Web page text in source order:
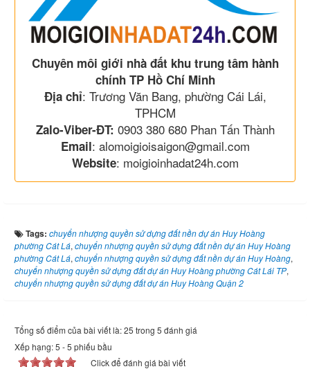
Chuyên môi giới nhà đất khu trung tâm hành
chính TP Hồ Chí Minh
Địa chỉ: Trương Văn Bang, phường Cái Lái,
TPHCM
Zalo-Viber-ĐT: 0903 380 680 Phan Tấn Thành
Email: alomoigioisaigon@gmail.com
Website: moigioinhadat24h.com
Tags: chuyển nhượng quyền sử dựng đất nền dự án Huy Hoàng
phường Cát Lá, chuyển nhượng quyền sử dựng đất nền dự án Huy Hoàng
phường Cát Lá, chuyển nhượng quyền sử dựng đất nền dự án Huy Hoàng,
chuyển nhượng quyền sử dựng đất dự án Huy Hoàng phường Cát Lái TP,
chuyển nhượng quyền sử dựng đất dự án Huy Hoàng Quận 2
Tổng số điểm của bài viết là: 25 trong 5 đánh giá
Xếp hạng:5 -5 phiếu bầu
Click để đánh giá bài viết